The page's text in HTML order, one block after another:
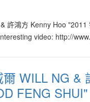
許鴻方 Kenny Hoo
video: http://
WILL NG &
FENG